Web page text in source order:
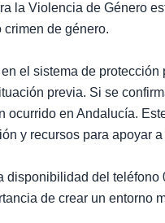
la Violencia de Género
de género.
el sistema de
previa. Si se
ocurrido en Andalucía.
y recursos para apoyar
disponibilidad del teléfono
de crear un entorno